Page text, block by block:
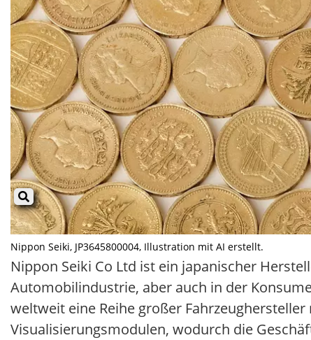
Nippon Seiki, JP3645800004, Illustration mit AI erstellt.
Nippon Seiki Co Ltd ist ein japanischer
Automobilindustrie, aber auch in der
weltweit eine Reihe großer
Visualisierungsmodulen, wodurch die